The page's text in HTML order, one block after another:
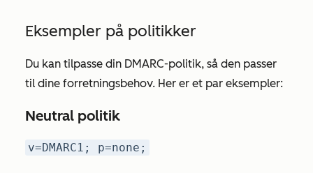
Eksempler på politikker
Du kan tilpasse din DMARC-politik, så den passer
til dine forretningsbehov. Her er et par eksempler:
Neutral politik
v=DMARC1; p=none;